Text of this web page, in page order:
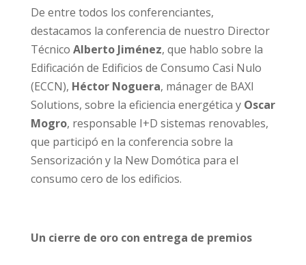
De entre todos los conferenciantes,
destacamos la conferencia de nuestro Director
Técnico Alberto Jiménez, que hablo sobre la
Edificación de Edificios de Consumo Casi Nulo
(ECCN), Héctor Noguera, mánager de BAXI
Solutions, sobre la eficiencia energética y Oscar
Mogro, responsable I+D sistemas renovables,
que participó en la conferencia sobre la
Sensorización y la New Domótica para el
consumo cero de los edificios.
Un cierre de oro con entrega de premios